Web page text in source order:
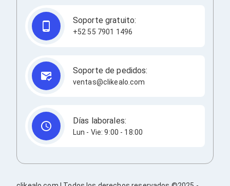
Proyección
Proyectores
Accesorios Proyectores
Maletines para Proyectores
Pantallas de Proyección
Pizarrones Interactivos
Accesorios TV
Soportes para Pantallas
Controles Remoto
Pantallas
Soporte gratuito:
+52 55 7901 1496
Soporte de pedidos:
ventas@clikealo.com
Días laborales:
Lun - Vie: 9:00 - 18:00